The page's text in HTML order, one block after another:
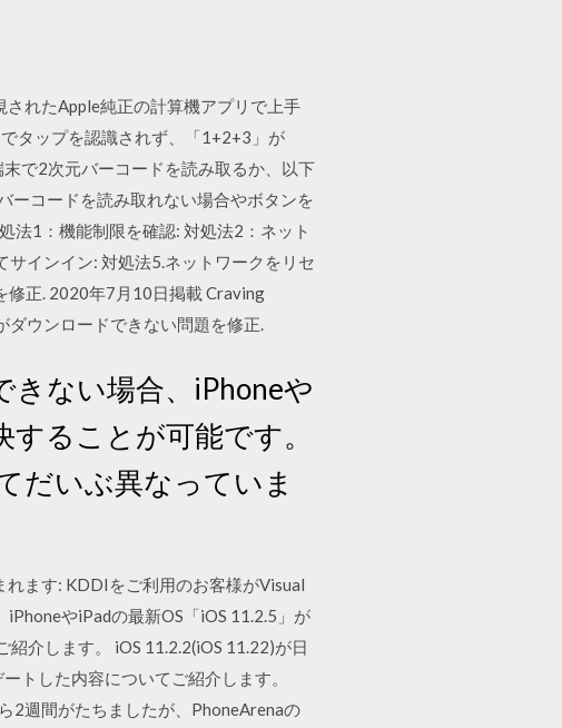
れたApple純正の計算機アプリで上手
タップを認識されず、「1+2+3」が
で2次元バーコードを読み取るか、以下
ーコードを読み取れない場合やボタンを
法1：機能制限を確認: 対処法2：ネット
インイン: 対処法5.ネットワークをリセ
修正. 2020年7月10日掲載 Craving
ウンロードできない問題を修正.
きない場合、iPhoneや
ることが可能です。
だいぶ異なっていま
れます: KDDIをご利用のお客様がVisual
やiPadの最新OS「iOS 11.2.5」が
介します。 iOS 11.2.2(iOS 11.22)が日
トした内容についてご紹介します。
2週間がたちましたが、PhoneArenaの